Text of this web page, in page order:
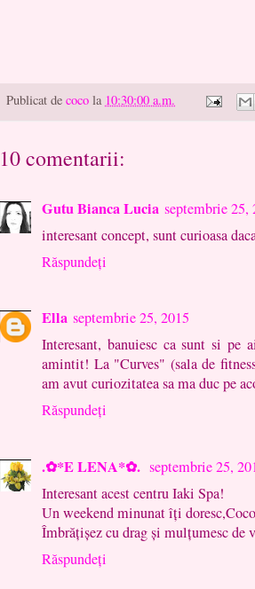
Publicat de coco la 10:30:00 a.m.
10 comentarii:
Gutu Bianca Lucia septembrie 25,
interesant concept, sunt curioasa
Răspundeți
Ella septembrie 25, 2015
Interesant, banuiesc ca sunt si
amintit! La "Curves" (sala de
am avut curiozitatea sa ma duc pe
Răspundeți
.✿*E LENA*✿. septembrie 25,
Interesant acest centru Iaki Spa!
Un weekend minunat îți
Îmbrățișez cu drag și mulțumesc de
Răspundeți